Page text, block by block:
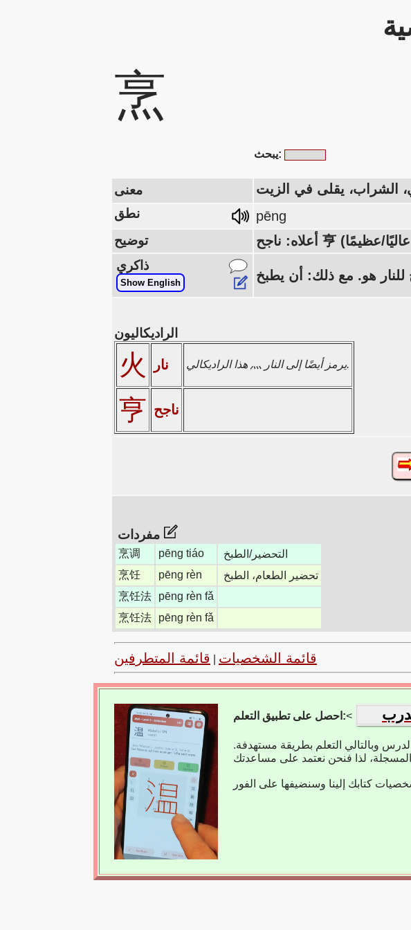
烹
يبحث:
معنى الشراب، يقلى في الزيت
نطق pēng
توضيح
ذاكري
Show English
الراديكاليون
火 نار هذا الراديكالي 灬 يرمز أيضًا إلى النار.
亨 ناجح
烹调 pēng tiáo
التحضير/الطبخ
烹饪
pēng rèn
تحضير الطعام، الطبخ
烹饪法
pēng rèn fǎ
烹饪法
pēng rèn fǎ
قائمة الشخصيات قائمة المتطرفين
احصل على تطبيق التعلم:<
وبالتالي التعلم بطريقة مستهدفة.